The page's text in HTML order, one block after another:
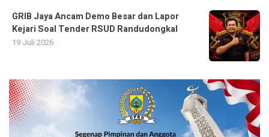
GRIB Jaya Ancam Demo Besar dan Lapor
Kejari Soal Tender RSUD Randudongkal
19 Juli 2026